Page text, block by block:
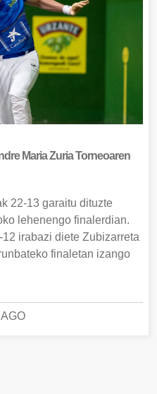
Maria Zuria Torneoaren
22-13 garaitu dituzte
lehenengo finalerdian.
irabazi diete Zubizarreta
finaletan izango